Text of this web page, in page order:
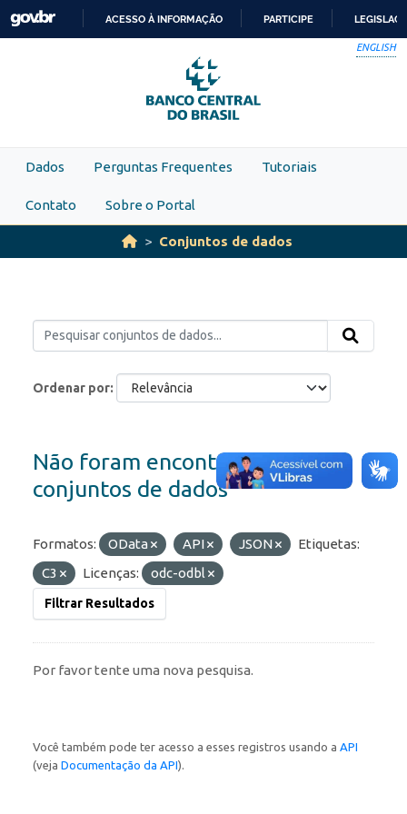
Skip to main content
PARA
O
CONTEÚDO
ACESSO À INFORMAÇÃO PARTICIPE
ENGLISH
Dados Perguntas Frequentes Tutoriais
Contato Sobre o Portal
Conjuntos de dados
Ordenar por
Não foram encontrados
conjuntos de dados
Formatos: OData API JSON
Etiquetas:
C3
Licenças: odc-odbl
Filtrar Resultados
Por favor tente uma nova pesquisa.
Você também pode ter acesso a esses registros usando a API
(veja Documentação da API).